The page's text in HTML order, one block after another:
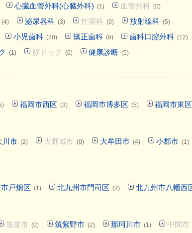
心臓血管外科(心臓外科) (1) 血管外科 (0)
(4) 泌尿器科 (3) 性病科 (0) 放射線科 (5)
小児歯科 (20) 矯正歯科 (8) 歯科口腔外科 (12)
(1) 脳ドック (0) 健康診断 (5)
福岡市西区 (3) 福岡市博多区 (5)
福岡市東区
川市 (2) 大野城市 (0) 大牟田市 (4) 小郡市 (1)
戸畑区 (1) 北九州市門司区 (2)
北九州市八幡西
筑後市 (0) 筑紫野市 (2) 那珂川市 (1) 中間市